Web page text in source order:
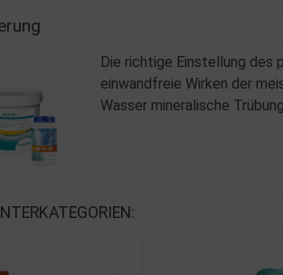
Die richtige Einstellung des
einwandfreie Wirken der
Wasser mineralische